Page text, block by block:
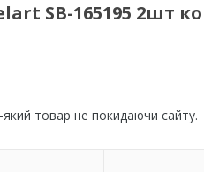
SB-165195 2шт
який товар не покидаючи сайту.